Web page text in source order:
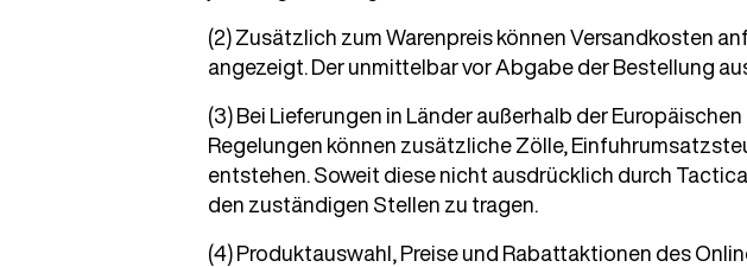
(2) Zusätzlich zum Warenpreis können Versandkosten
angezeigt. Der unmittelbar vor Abgabe der Bestellung
(3) Bei Lieferungen in Länder außerhalb der
Regelungen können zusätzliche Zölle,
entstehen. Soweit diese nicht ausdrücklich durch
den zuständigen Stellen zu tragen.
(4) Produktauswahl, Preise und Rabattaktionen des